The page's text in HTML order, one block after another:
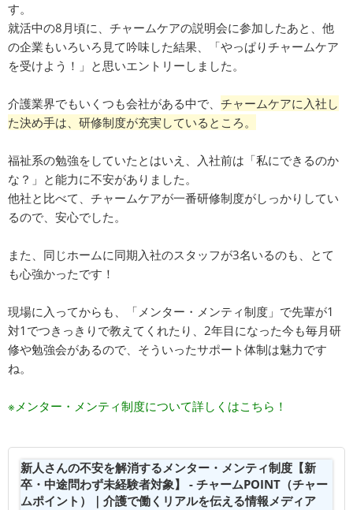
す。
就活中の8月頃に、チャームケアの説明会に参加したあと、他
の企業もいろいろ見て吟味した結果、「やっぱりチャームケア
を受けよう！」と思いエントリーしました。
介護業界でもいくつも会社がある中で、 チャームケアに入社し
た決め手は、研修制度が充実しているところ。
福祉系の勉強をしていたとはいえ、入社前は「私にできるのか
な？」と能力に不安がありました。
他社と比べて、チャームケアが一番研修制度がしっかりしてい
るので、安心でした。
また、同じホームに同期入社のスタッフが3名いるのも、とて
も心強かったです！
現場に入ってからも、「メンター・メンティ制度」で先輩が1
対1でつきっきりで教えてくれたり、2年目になった今も毎月研
修や勉強会があるので、そういったサポート体制は魅力です
ね。
※メンター・メンティ制度について詳しくはこちら！
新人さんの不安を解消するメンター・メンティ制度【新
卒・中途問わず未経験者対象】 - チャームPOINT（チャー
ムポイント）｜介護で働くリアルを伝える情報メディア